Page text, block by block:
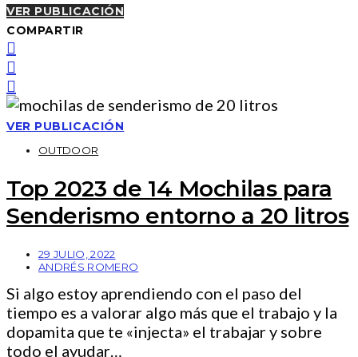
VER PUBLICACIÓN
COMPARTIR
VER PUBLICACIÓN
OUTDOOR
Top 2023 de 14 Mochilas para
Senderismo entorno a 20 litros
29 JULIO, 2022
ANDRÉS ROMERO
Si algo estoy aprendiendo con el paso del
tiempo es a valorar algo más que el trabajo y la
dopamita que te «injecta» el trabajar y sobre
todo el ayudar…